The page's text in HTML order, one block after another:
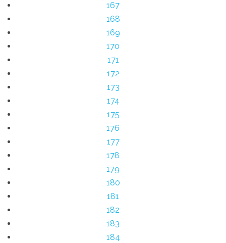
167
168
169
170
171
172
173
174
175
176
177
178
179
180
181
182
183
184